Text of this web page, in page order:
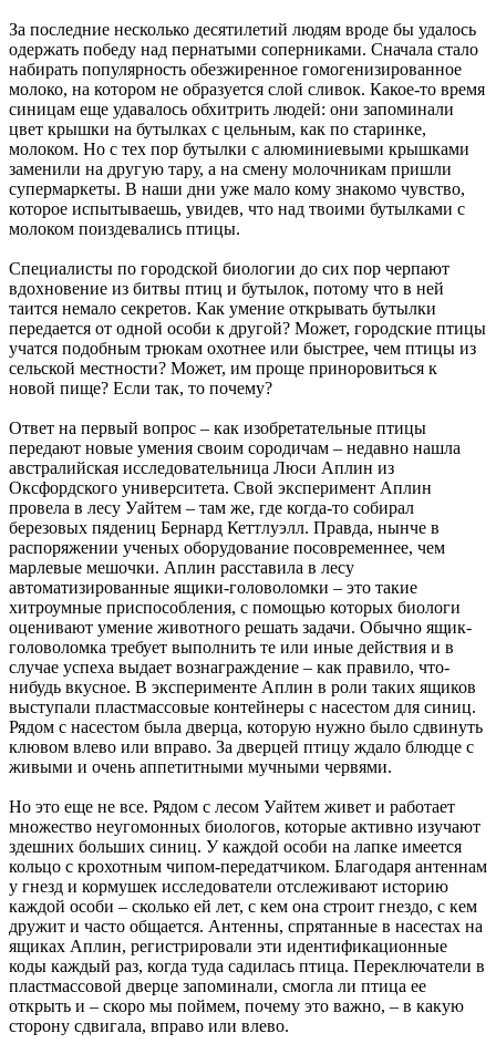
За последние несколько десятилетий людям вроде бы удалось
одержать победу над пернатыми соперниками. Сначала стало
набирать популярность обезжиренное гомогенизированное
молоко, на котором не образуется слой сливок. Какое-то время
синицам еще удавалось обхитрить людей: они запоминали
цвет крышки на бутылках с цельным, как по старинке,
молоком. Но с тех пор бутылки с алюминиевыми крышками
заменили на другую тару, а на смену молочникам пришли
супермаркеты. В наши дни уже мало кому знакомо чувство,
которое испытываешь, увидев, что над твоими бутылками с
молоком поиздевались птицы.
Специалисты по городской биологии до сих пор черпают
вдохновение из битвы птиц и бутылок, потому что в ней
таится немало секретов. Как умение открывать бутылки
передается от одной особи к другой? Может, городские птицы
учатся подобным трюкам охотнее или быстрее, чем птицы из
сельской местности? Может, им проще приноровиться к
новой пище? Если так, то почему?
Ответ на первый вопрос – как изобретательные птицы
передают новые умения своим сородичам – недавно нашла
австралийская исследовательница Люси Аплин из
Оксфордского университета. Свой эксперимент Аплин
провела в лесу Уайтем – там же, где когда-то собирал
березовых пядениц Бернард Кеттлуэлл. Правда, нынче в
распоряжении ученых оборудование посовременнее, чем
марлевые мешочки. Аплин расставила в лесу
автоматизированные ящики-головоломки – это такие
хитроумные приспособления, с помощью которых биологи
оценивают умение животного решать задачи. Обычно ящик-
головоломка требует выполнить те или иные действия и в
случае успеха выдает вознаграждение – как правило, что-
нибудь вкусное. В эксперименте Аплин в роли таких ящиков
выступали пластмассовые контейнеры с насестом для синиц.
Рядом с насестом была дверца, которую нужно было сдвинуть
клювом влево или вправо. За дверцей птицу ждало блюдце с
живыми и очень аппетитными мучными червями.
Но это еще не все. Рядом с лесом Уайтем живет и работает
множество неугомонных биологов, которые активно изучают
здешних больших синиц. У каждой особи на лапке имеется
кольцо с крохотным чипом-передатчиком. Благодаря антеннам
у гнезд и кормушек исследователи отслеживают историю
каждой особи – сколько ей лет, с кем она строит гнездо, с кем
дружит и часто общается. Антенны, спрятанные в насестах на
ящиках Аплин, регистрировали эти идентификационные
коды каждый раз, когда туда садилась птица. Переключатели в
пластмассовой дверце запоминали, смогла ли птица ее
открыть и – скоро мы поймем, почему это важно, – в какую
сторону сдвигала, вправо или влево.